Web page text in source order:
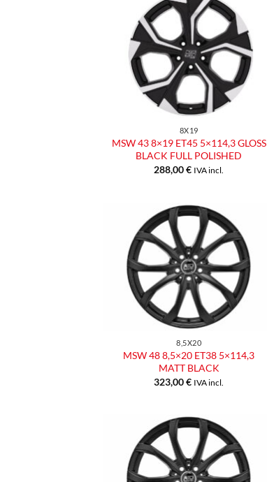
Aggiungi
alla lista
dei
desideri
8X19
MSW 43 8×19 ET45 5×114,3 GLOSS
BLACK FULL POLISHED
288,00€ IVA incl.
Aggiungi
alla lista
dei
desideri
8,5X20
MSW 48 8,5×20 ET38 5×114,3
MATT BLACK
323,00€ IVA incl.
Aggiungi
alla lista
dei